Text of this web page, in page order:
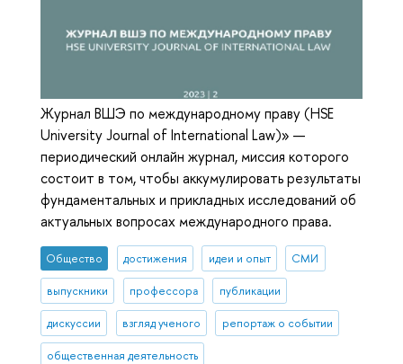
Журнал ВШЭ по международному праву (HSE
University Journal of International Law)» —
периодический онлайн журнал, миссия которого
состоит в том, чтобы аккумулировать результаты
фундаментальных и прикладных исследований об
актуальных вопросах международного права.
Общество достижения идеи и опыт СМИ
выпускники профессора публикации
дискуссии взгляд ученого репортаж о событии
общественная деятельность